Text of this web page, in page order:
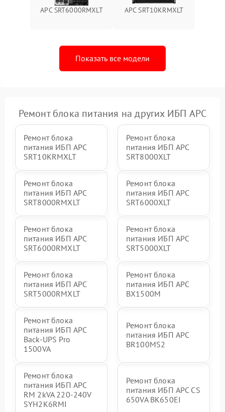
Повреждение системы
защиты от перегрева
перенапряжения
APC SRT6000RMXLT APC SRT10KRMXLT
Показать все модели
Ремонт блока питания на других ИБП APC
Ремонт блока
питания ИБП APC
SRT10KRMXLT
Ремонт блока
питания ИБП APC
SRT8000XLT
Ремонт блока
питания ИБП APC
SRT8000RMXLT
Ремонт блока
питания ИБП APC
SRT6000XLT
Ремонт блока
питания ИБП APC
SRT6000RMXLT
Ремонт блока
питания ИБП APC
SRT5000XLT
Ремонт блока
питания ИБП APC
SRT5000RMXLT
Ремонт блока
питания ИБП APC
BX1500M
Ремонт блока
питания ИБП APC
Back-UPS Pro
1500VA
Ремонт блока
питания ИБП APC
BR100MS2
Ремонт блока
питания ИБП APC
RM 2kVA 220-240V
SYH2K6RMI
Ремонт блока
питания ИБП APC CS
650VA BK650EI